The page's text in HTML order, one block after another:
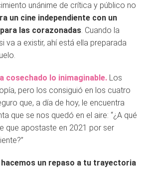
unánime de crítica y público no
un cine independiente con un
las corazonadas. Cuando la
va a existir, ahí está ella preparada
cosechado lo inimaginable. Los
pero los consiguió en los cuatro
que, a día de hoy, le encuentra
que se nos quedó en el aire: “¿A qué
que apostaste en 2021 por ser
un repaso a tu trayectoria